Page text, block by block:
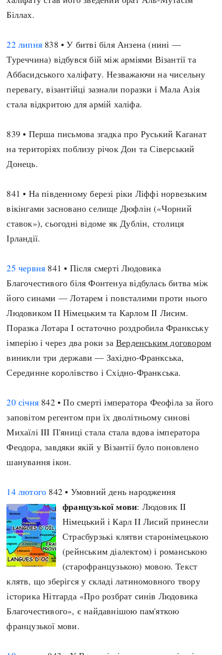
Біллах.
22 липня 838 • У битві біля Анзена (нині —
Туреччина) відбувся бій між арміями Візантії та
Аббасидського халіфату. Незважаючи на чисельну
перевагу, візантійці зазнали поразки і Мала Азія
стала відкритою для армій халіфа.
839 • Перша письмова згадка про Руський Каганат
на територіях поблизу річок Дон та Сіверський
Донець.
841 • На південному березі ріки Ліффі норвезьким
вікінгами засновано селище Дюфлін («Чорний
ставок»), сьогодні відоме як Дублін, столиця
Ірландії.
25 червня 841 • Після смерті Людовика
Благочестивого біля Фонтенуа відбулась битва між
його синами — Лотарем і повсталими проти нього
Людовиком II Німецьким та Карлом II Лисим.
Поразка Лотара I остаточно роздробила Франкську
імперію і через два роки заВерденським договором
виникли три держави — Західно-Франкська,
Серединне королівство і Східно-Франкська.
20 січня 842 • По смерті імператора Феофіла за його
заповітом регентом при їх дволітньому синові
Михаїлі III П'яниці стала стала вдова імператора
Феодора, завдяки якій у Візантії було поновлено
шанування ікон.
14 лютого 842 • Умовний день народження
французької мови: Людовик II
Німецький і Карл II Лисий принесли
Страсбурзькі клятви старонімецькою
(рейнським діалектом) і романською
(старофранцузькою) мовою. Текст
клятв, що зберігся у складі латиномовного твору
історика Нітгарда «Про розбрат синів Людовика
Благочестивого», є найдавнішою пам'яткою
французької мови.